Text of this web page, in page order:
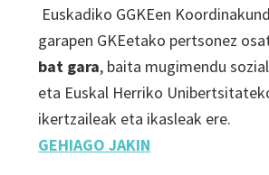
Euskadiko GGKEen
garapen GKEetako pertsonez
bat gara, baita mugimendu
eta Euskal Herriko
ikertzaileak eta ikasleak ere.
GEHIAGO JAKIN